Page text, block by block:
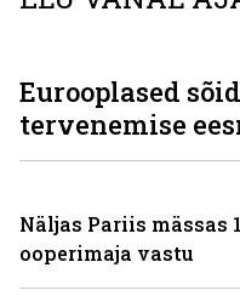
Eurooplased
tervenemise
Näljas Pariis mässas
ooperimaja vastu